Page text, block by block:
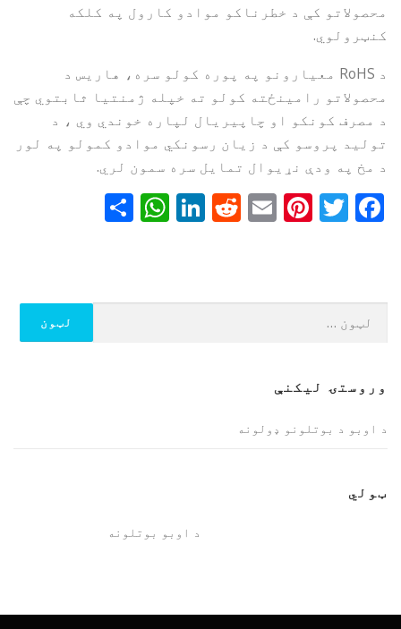
محصولاتو کې د خطرناکو موادو کارول په کلکه
کنټرولوي.
د RoHS معیارونو په پوره کولو سره، هاریس د
محصولاتو رامینځته کولو ته خپله ژمنتیا ثابتوي چې
د مصرف کونکو او چاپیریال لپاره خوندي وي ، د
تولید پروسو کې د زیان رسونکي موادو کمولو په لور
د مخ په ودې نړیوال تمایل سره سمون لري.
Facebook
Twitter
Pinterest
Email
Reddit
LinkedIn
WhatsApp
وروستۍ ليکنې
د اوبو د بوتلونو ډولونه
ټولي
د اوبو بوتلونه